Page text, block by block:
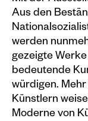
Editionen
Aus den
werden
gezeigte
bedeutende
würdigen.
Künstlern
Moderne von